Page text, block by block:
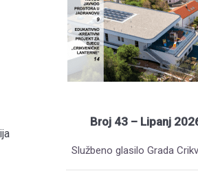
Broj 43 – Lipanj
Službeno glasilo Grada